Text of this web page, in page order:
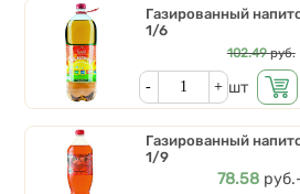
Газированный
1/6
Цена
102.49 руб.
Кол-во
шт
Газированный
1/9
Цена
78.58 руб.